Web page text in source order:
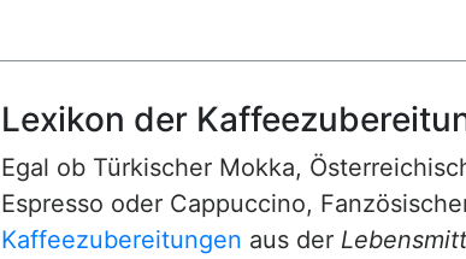
Lexikon der
Egal ob Türkischer Mokka,
Espresso oder Cappuccino,
Kaffeezubereitungen aus der